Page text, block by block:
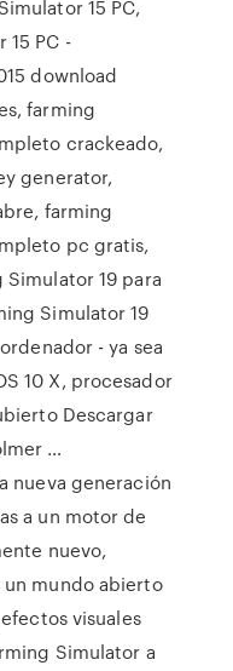
15 PC,
15 PC -
download
farming
crackeado,
generator,
farming
pc gratis,
19 para
Simulator 19
- ya sea
10 X, procesador
Descargar
…
nueva generación
a un motor de
nuevo,
un mundo abierto
visuales
Simulator a